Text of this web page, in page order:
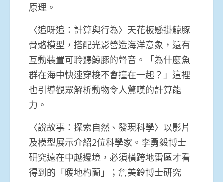
原理。
〈追呀追：計算與行為〉天花板懸掛鯨豚
骨骼模型，搭配光影營造海洋意象，還有
互動裝置可聆聽鯨豚的聲音。「為什麼魚
群在海中快速穿梭不會撞在一起？」這裡
也引導觀眾解析動物令人驚嘆的計算能
力。
〈說故事：探索自然、發現科學〉以影片
及模型展示介紹2位科學家。李勇毅博士
研究遠在中越邊境，必須橫跨地雷區才看
得到的「暖地杓蘭」；詹美鈴博士研究